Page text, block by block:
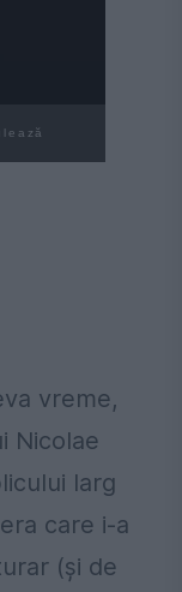
vreme,
Nicolae
larg
care i-a
(și de